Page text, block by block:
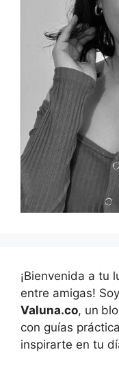
¡Bienvenida a tu
entre amigas!
Valuna.co, un
con guías
inspirarte en tu